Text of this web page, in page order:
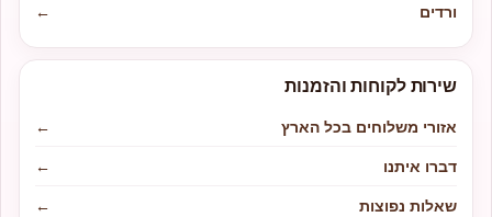
ורדים
←
שירות לקוחות והזמנות
אזורי משלוחים בכל הארץ
←
דברו איתנו
←
שאלות נפוצות
←